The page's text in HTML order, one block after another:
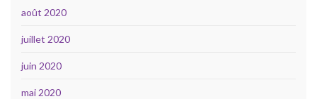
août 2020
juillet 2020
juin 2020
mai 2020